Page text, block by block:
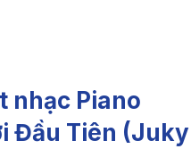
nhạc Piano
Đầu Tiên (Juky